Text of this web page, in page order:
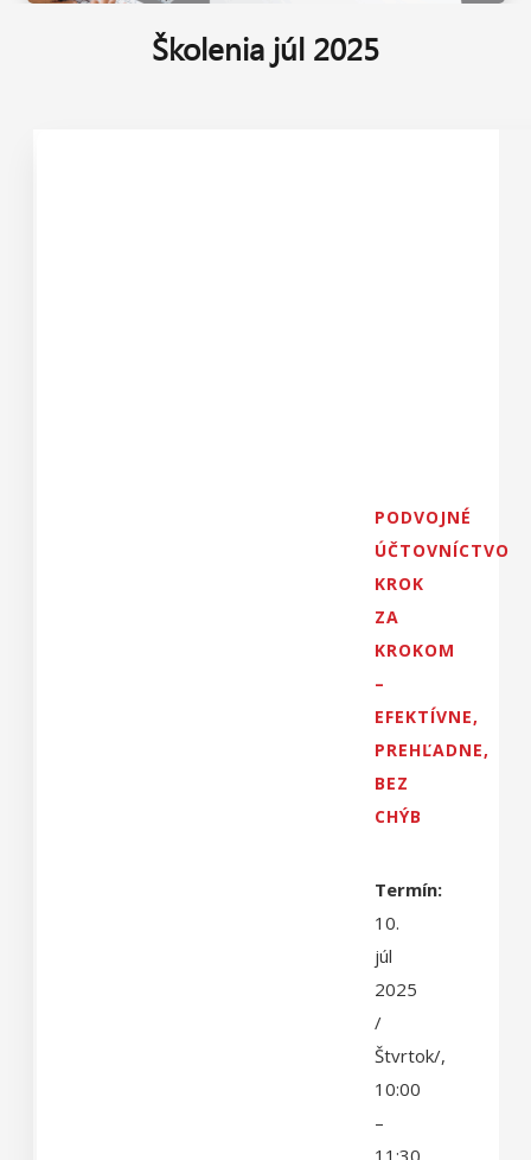
Školenia júl 2025
PODVOJNÉ
ÚČTOVNÍCTVO
KROK
ZA
KROKOM
–
EFEKTÍVNE,
PREHĽADNE,
BEZ
CHÝB
Termín:
10.
júl
2025
/
Štvrtok/,
10:00
–